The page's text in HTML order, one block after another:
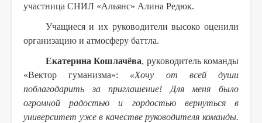
участница СНИЛ «Альянс» Алина Редюк.
Учащиеся и их руководители высоко оценили
организацию и атмосферу баттла.
Екатерина Кошлачёва, руководитель команды
«Вектор гуманизма»: «Хочу от всей души
поблагодарить за приглашение! Для меня было
огромной радостью и гордостью вернуться в
университет уже в качестве руководителя команды.